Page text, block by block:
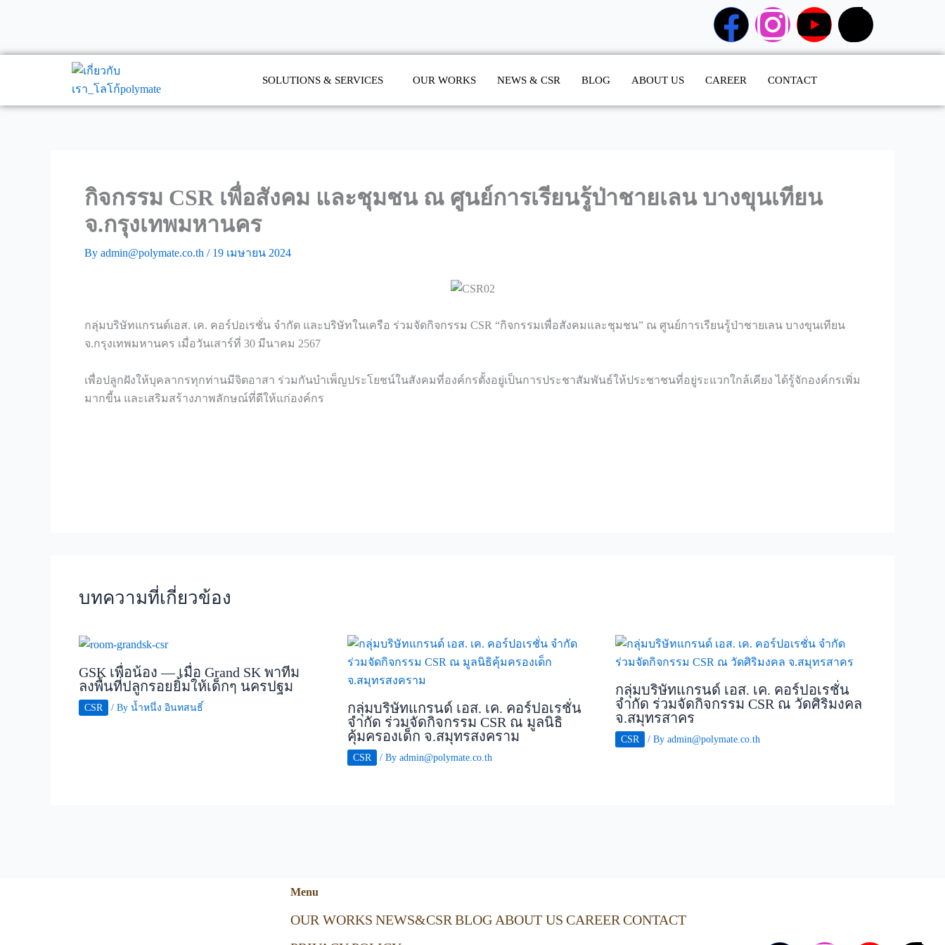
F
a
c
o
I
n
s
g
Y
o
u
b
T
i
SOLUTIONS & SERVICES OUR WORKS NEWS & CSR BLOG ABOUT US CAREER CONTACT
กิจกรรม CSR เพื่อสังคม และชุมชน ณ ศูนย์การเรียนรู้ป่าชายเลน บางขุนเทียน
จ.กรุงเทพมหานคร
By admin@polymate.co.th / 19 เมษายน 2024
กลุ่มบริษัทแกรนด์เอส. เค. คอร์ปอเรชั่น จำกัด และบริษัทในเครือ ร่วมจัดกิจกรรม CSR “กิจกรรมเพื่อสังคมและชุมชน” ณ ศูนย์การเรียนรู้ป่าชายเลน บางขุนเทียน
จ.กรุงเทพมหานคร เมื่อวันเสาร์ที่ 30 มีนาคม 2567
เพื่อปลูกฝังให้บุคลากรทุกท่านมีจิตอาสา ร่วมกันบำเพ็ญประโยชน์ในสังคมที่องค์กรตั้งอยู่เป็นการประชาสัมพันธ์ให้ประชาชนที่อยู่ระแวกใกล้เคียง ได้รู้จักองค์กรเพิ่ม
มากขี้น และเสริมสร้างภาพลักษณ์ที่ดีให้แก่องค์กร
บทความที่เกี่ยวข้อง
GSK เพื่อน้อง — เมื่อ Grand SK พาทีม
ลงพื้นที่ปลูกรอยยิ้มให้เด็กๆ นครปฐม
CSR / By น้ำหนึ่ง อินทสนธิ์
กลุ่มบริษัทแกรนด์ เอส. เค. คอร์ปอเรชั่น
จำกัด ร่วมจัดกิจกรรม CSR ณ มูลนิธิ
คุ้มครองเด็ก จ.สมุทรสงคราม
CSR / By admin@polymate.co.th
กลุ่มบริษัทแกรนด์ เอส. เค. คอร์ปอเรชั่น
จำกัด ร่วมจัดกิจกรรม CSR ณ วัดศิริมงคล
จ.สมุทรสาคร
CSR / Byadmin@polymate.co.th
Menu
OUR WORKS NEWS&CSR BLOG ABOUT US CAREER CONTACT